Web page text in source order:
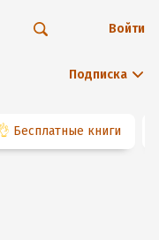
Подписка
Войти
Бесплатные книги